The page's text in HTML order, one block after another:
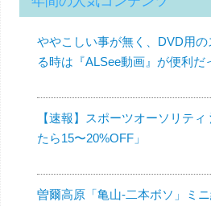
ややこしい事が無く、DVD用
る時は『ALSee動画』が便利だ
【速報】スポーツオーソリテ
たら15〜20%OFF」
曽爾高原「亀山-二本ボソ」ミ